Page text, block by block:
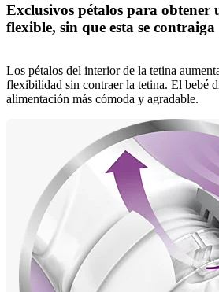
Exclusivos pétalos para obtener
flexible, sin que esta se contraiga
Los pétalos del interior de la tetina
flexibilidad sin contraer la tetina. El bebé
alimentación más cómoda y agradable.